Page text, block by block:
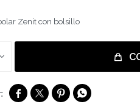
Zenit con bolsillo
   